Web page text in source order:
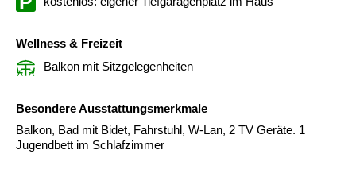
Wellness & Freizeit
Balkon mit Sitzgelegenheiten
Besondere Ausstattungsmerkmale
Balkon, Bad mit Bidet, Fahrstuhl, W-Lan, 2 TV Geräte. 1
Jugendbett im Schlafzimmer